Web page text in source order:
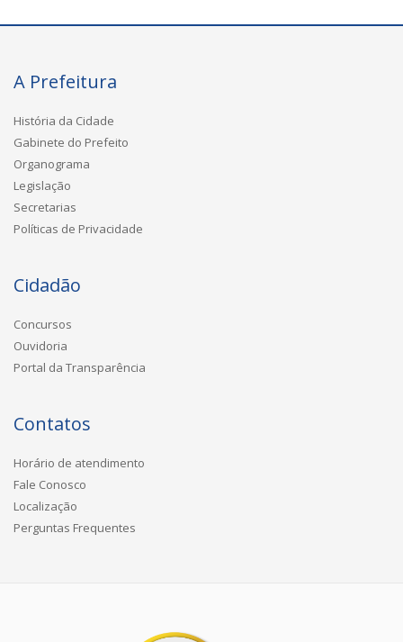
A Prefeitura
História da Cidade
Gabinete do Prefeito
Organograma
Legislação
Secretarias
Políticas de Privacidade
Cidadão
Concursos
Ouvidoria
Portal da Transparência
Contatos
Horário de atendimento
Fale Conosco
Localização
Perguntas Frequentes